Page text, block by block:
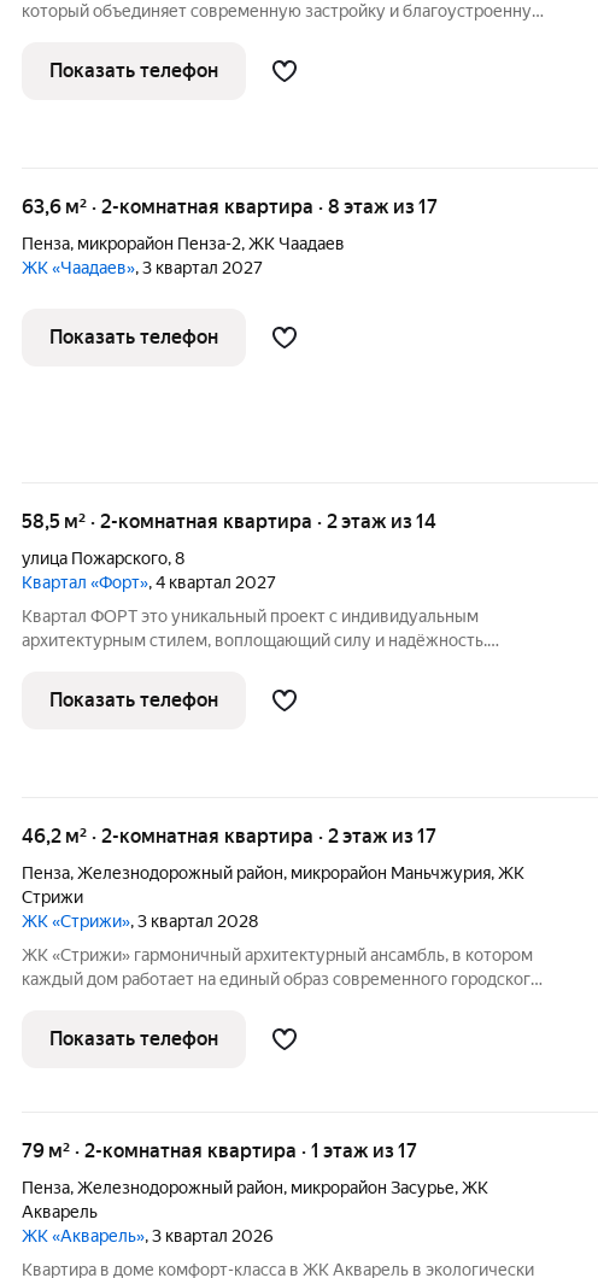
который объединяет современную застройку и благоустроенную
завершено строительство второго дома первой очереди. Здесь
можно приобрести
Показать телефон
63,6 м² · 2-комнатная квартира · 8 этаж из 17
Пенза, микрорайон Пенза-2,ЖК Чаадаев
ЖК «Чаадаев», 3 квартал 2027
Показать телефон
58,5 м² · 2-комнатная квартира · 2 этаж из 14
улица Пожарского,8
Квартал «Форт», 4 квартал 2027
Квартал ФОРТ это уникальный проект с индивидуальным
архитектурным стилем, воплощающий силу и надёжность.
новый мир, поворотная башня символизирует основательность
проекта, а массивная стена
Показать телефон
46,2 м² · 2-комнатная квартира · 2 этаж из 17
Пенза,Железнодорожный район, микрорайон Маньчжурия,ЖК
Стрижи
ЖК «Стрижи», 3 квартал 2028
ЖК «Стрижи» гармоничный архитектурный ансамбль, в котором
каждый дом работает на единый образ современного городского
объединяет 1-й и 2-й подъезды второго дома новую пару
вертикалей в общей
Показать телефон
79 м² · 2-комнатная квартира · 1 этаж из 17
Пенза,Железнодорожный район, микрорайон Засурье,ЖК
Акварель
ЖК «Акварель», 3 квартал 2026
Квартира в доме комфорт-класса в ЖК Акварель в экологически